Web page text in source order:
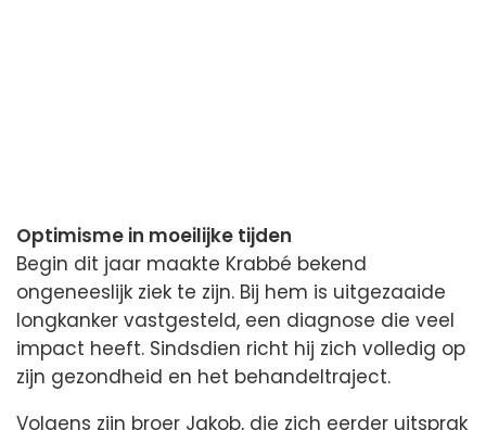
Optimisme in moeilijke tijden
Begin dit jaar maakte Krabbé bekend
ongeneeslijk ziek te zijn. Bij hem is uitgezaaide
longkanker vastgesteld, een diagnose die veel
impact heeft. Sindsdien richt hij zich volledig op
zijn gezondheid en het behandeltraject.
Volgens zijn broer Jakob, die zich eerder uitsprak